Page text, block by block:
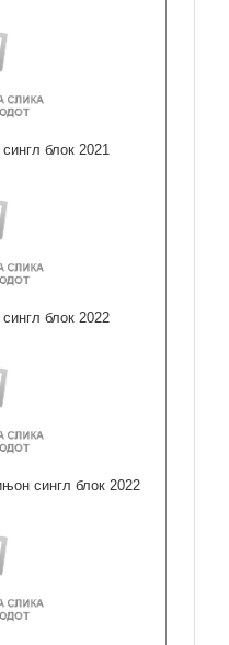
блок 2021
блок 2022
сингл блок 2022